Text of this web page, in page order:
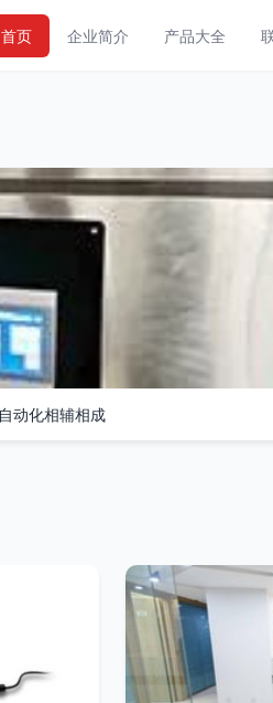
首页 企业简介 产品大全
动化相辅相成